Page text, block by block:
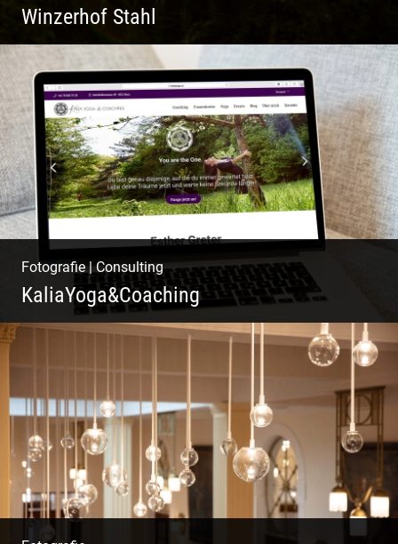
Winzerhof Stahl
Ganz neu durfte es werden. Alles. Fotos.
Web. Shop.
Fotografie|Consulting
KaliaYoga&Coaching
Pint- & Webdesign, Fotografie & Corporate-